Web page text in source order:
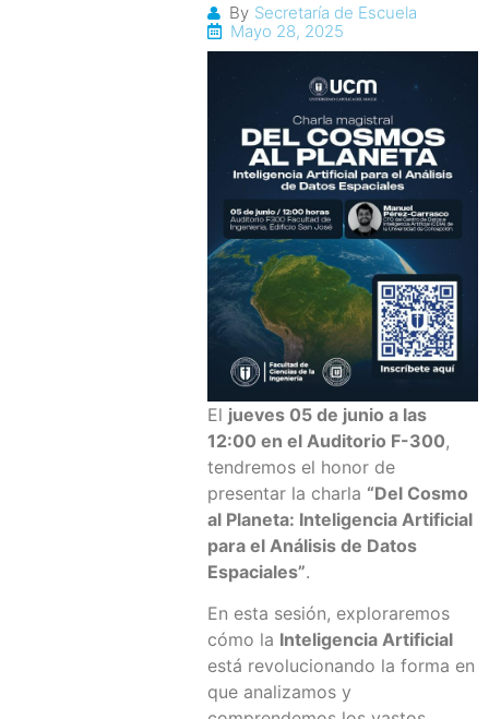
By Secretaría de Escuela
Mayo 28, 2025
El jueves 05 de junio a las
12:00 en el Auditorio F-300,
tendremos el honor de
presentar la charla “Del Cosmo
al Planeta: Inteligencia Artificial
para el Análisis de Datos
Espaciales”.
En esta sesión, exploraremos
cómo la Inteligencia Artificial
está revolucionando la forma en
que analizamos y